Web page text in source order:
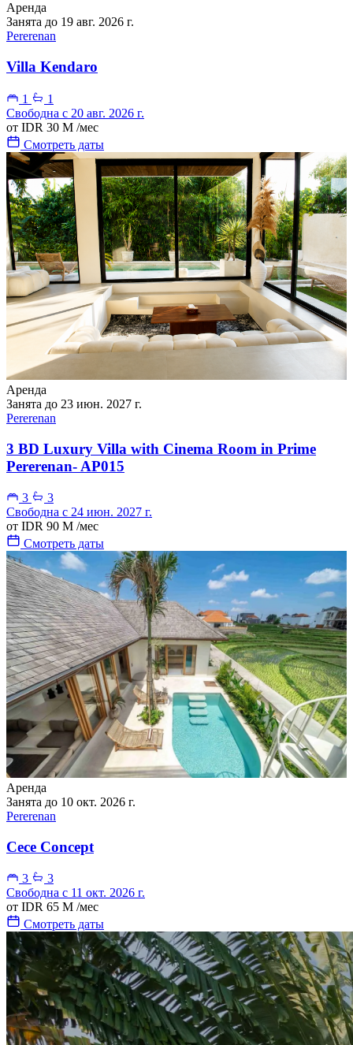
Аренда
Занята до 19 авг. 2026 г.
Pererenan
Villa Kendaro
1
1
Свободна с 20 авг. 2026 г.
от IDR 30 M /мес
Смотреть даты
Аренда
Занята до 23 июн. 2027 г.
Pererenan
3 BD Luxury Villa with Cinema Room in Prime
Pererenan- AP015
3
3
Свободна с 24 июн. 2027 г.
от IDR 90 M /мес
Смотреть даты
Аренда
Занята до 10 окт. 2026 г.
Pererenan
Cece Concept
3
3
Свободна с 11 окт. 2026 г.
от IDR 65 M /мес
Смотреть даты